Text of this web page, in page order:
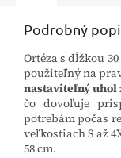
Podrobný
Ortéza s dĺžkou
použiteľný na
nastaviteľný uhol
čo dovoľuje
potrebám počas
veľkostiach S až
58 cm.